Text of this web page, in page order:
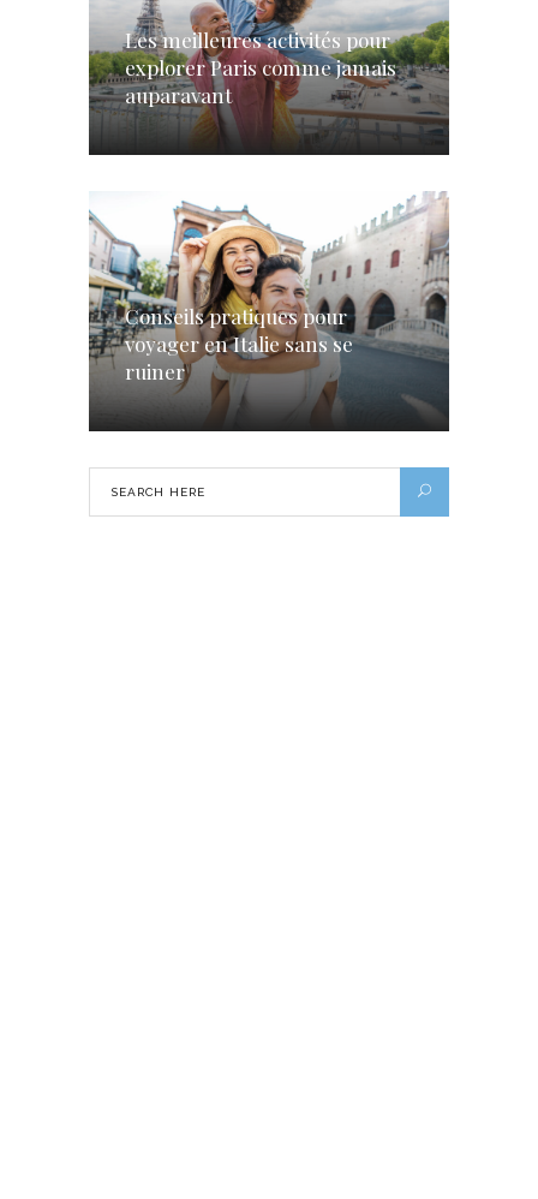
Les meilleures activités pour
explorer Paris comme jamais
auparavant
Conseils pratiques pour
voyager en Italie sans se
ruiner